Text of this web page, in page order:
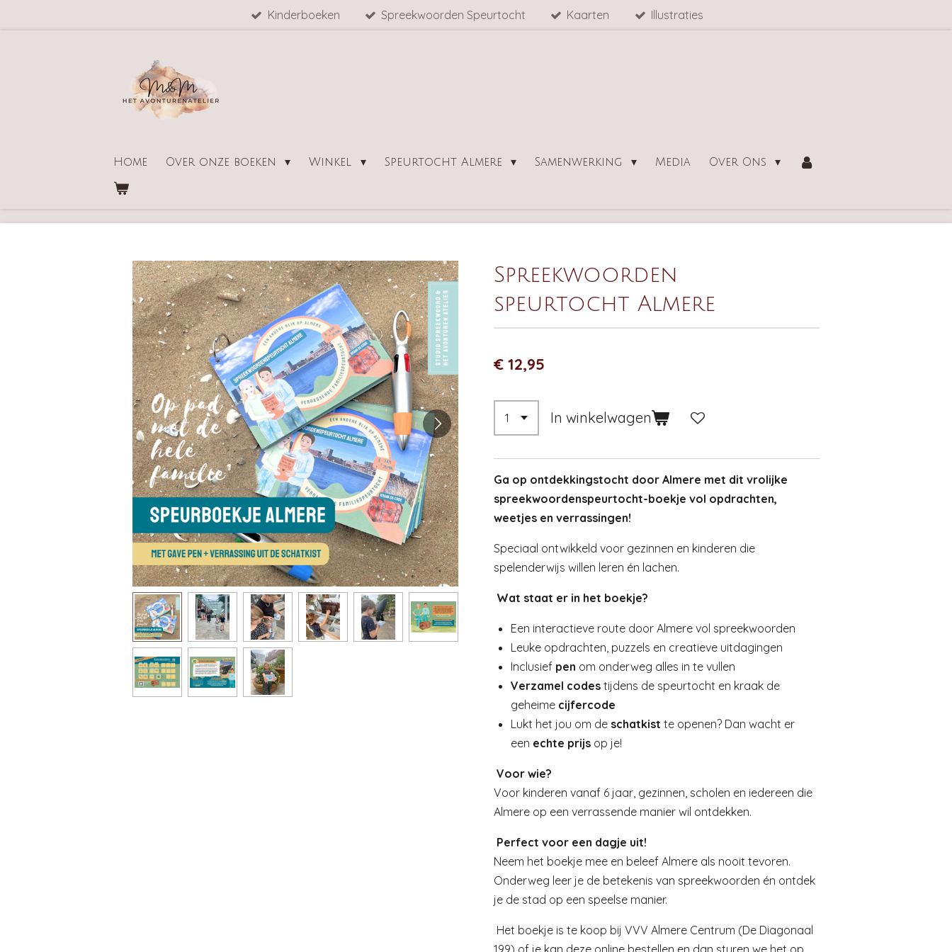
Kinderboeken Spreekwoorden Speurtocht Kaarten Illustraties
Home Over onze boeken Winkel Speurtocht Almere Samenwerking Media Over Ons
Spreekwoorden
speurtocht Almere
€ 12,95
In winkelwagen
Ga op ontdekkingstocht door Almere met dit vrolijke
spreekwoordenspeurtocht-boekje vol opdrachten,
weetjes en verrassingen!
Speciaal ontwikkeld voor gezinnen en kinderen die
spelenderwijs willen leren én lachen.
Wat staat er in het boekje?
Een interactieve route door Almere vol spreekwoorden
Leuke opdrachten, puzzels en creatieve uitdagingen
Inclusief pen om onderweg alles in te vullen
Verzamel codes tijdens de speurtocht en kraak de
geheime cijfercode
Lukt het jou om de schatkist te openen? Dan wacht er
een echte prijs op je!
Voor wie?
Voor kinderen vanaf 6 jaar, gezinnen, scholen en iedereen die
Almere op een verrassende manier wil ontdekken.
Perfect voor een dagje uit!
Neem het boekje mee en beleef Almere als nooit tevoren.
Onderweg leer je de betekenis van spreekwoorden én ontdek
je de stad op een speelse manier.
Het boekje is te koop bij VVV Almere Centrum (De Diagonaal